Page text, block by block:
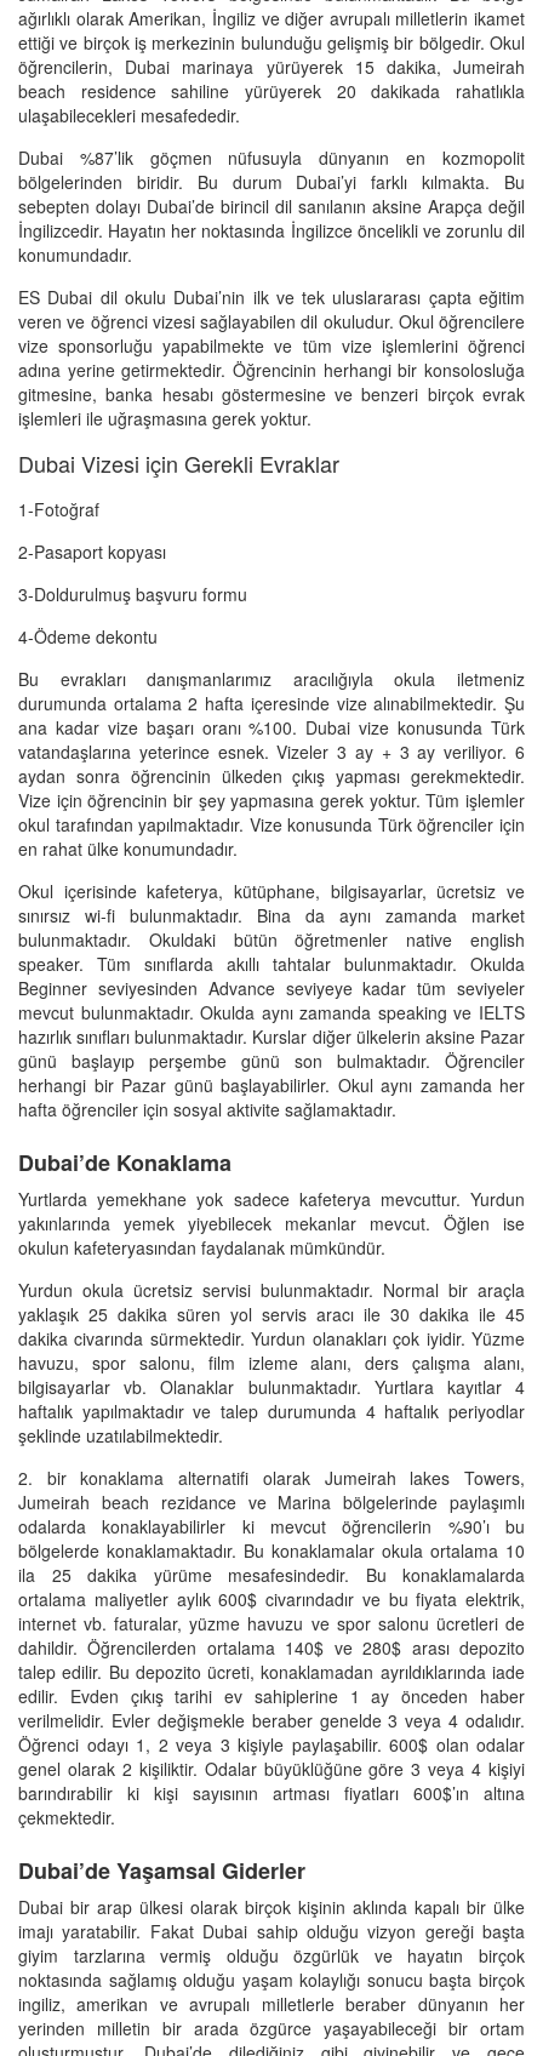
ağırlıklı olarak Amerikan, İngiliz ve diğer avrupalı milletlerin ikamet
ettiği ve birçok iş merkezinin bulunduğu gelişmiş bir bölgedir. Okul
öğrencilerin, Dubai marinaya yürüyerek 15 dakika, Jumeirah
beach residence sahiline yürüyerek 20 dakikada rahatlıkla
ulaşabilecekleri mesafededir.
Dubai %87’lik göçmen nüfusuyla dünyanın en kozmopolit
bölgelerinden biridir. Bu durum Dubai’yi farklı kılmakta. Bu
sebepten dolayı Dubai’de birincil dil sanılanın aksine Arapça değil
İngilizcedir. Hayatın her noktasında İngilizce öncelikli ve zorunlu dil
konumundadır.
ES Dubai dil okulu Dubai’nin ilk ve tek uluslararası çapta eğitim
veren ve öğrenci vizesi sağlayabilen dil okuludur. Okul öğrencilere
vize sponsorluğu yapabilmekte ve tüm vize işlemlerini öğrenci
adına yerine getirmektedir. Öğrencinin herhangi bir konsolosluğa
gitmesine, banka hesabı göstermesine ve benzeri birçok evrak
işlemleri ile uğraşmasına gerek yoktur.
Dubai Vizesi için Gerekli Evraklar
1-Fotoğraf
2-Pasaport kopyası
3-Doldurulmuş başvuru formu
4-Ödeme dekontu
Bu evrakları danışmanlarımız aracılığıyla okula iletmeniz
durumunda ortalama 2 hafta içeresinde vize alınabilmektedir. Şu
ana kadar vize başarı oranı %100. Dubai vize konusunda Türk
vatandaşlarına yeterince esnek. Vizeler 3 ay + 3 ay veriliyor. 6
aydan sonra öğrencinin ülkeden çıkış yapması gerekmektedir.
Vize için öğrencinin bir şey yapmasına gerek yoktur. Tüm işlemler
okul tarafından yapılmaktadır. Vize konusunda Türk öğrenciler için
en rahat ülke konumundadır.
Okul içerisinde kafeterya, kütüphane, bilgisayarlar, ücretsiz ve
sınırsız wi-fi bulunmaktadır. Bina da aynı zamanda market
bulunmaktadır. Okuldaki bütün öğretmenler native english
speaker. Tüm sınıflarda akıllı tahtalar bulunmaktadır. Okulda
Beginner seviyesinden Advance seviyeye kadar tüm seviyeler
mevcut bulunmaktadır. Okulda aynı zamanda speaking ve IELTS
hazırlık sınıfları bulunmaktadır. Kurslar diğer ülkelerin aksine Pazar
günü başlayıp perşembe günü son bulmaktadır. Öğrenciler
herhangi bir Pazar günü başlayabilirler. Okul aynı zamanda her
hafta öğrenciler için sosyal aktivite sağlamaktadır.
Dubai’de Konaklama
Yurtlarda yemekhane yok sadece kafeterya mevcuttur. Yurdun
yakınlarında yemek yiyebilecek mekanlar mevcut. Öğlen ise
okulun kafeteryasından faydalanak mümkündür.
Yurdun okula ücretsiz servisi bulunmaktadır. Normal bir araçla
yaklaşık 25 dakika süren yol servis aracı ile 30 dakika ile 45
dakika civarında sürmektedir. Yurdun olanakları çok iyidir. Yüzme
havuzu, spor salonu, film izleme alanı, ders çalışma alanı,
bilgisayarlar vb. Olanaklar bulunmaktadır. Yurtlara kayıtlar 4
haftalık yapılmaktadır ve talep durumunda 4 haftalık periyodlar
şeklinde uzatılabilmektedir.
2. bir konaklama alternatifi olarak Jumeirah lakes Towers,
Jumeirah beach rezidance ve Marina bölgelerinde paylaşımlı
odalarda konaklayabilirler ki mevcut öğrencilerin %90’ı bu
bölgelerde konaklamaktadır. Bu konaklamalar okula ortalama 10
ila 25 dakika yürüme mesafesindedir. Bu konaklamalarda
ortalama maliyetler aylık 600$ civarındadır ve bu fiyata elektrik,
internet vb. faturalar, yüzme havuzu ve spor salonu ücretleri de
dahildir. Öğrencilerden ortalama 140$ ve 280$ arası depozito
talep edilir. Bu depozito ücreti, konaklamadan ayrıldıklarında iade
edilir. Evden çıkış tarihi ev sahiplerine 1 ay önceden haber
verilmelidir. Evler değişmekle beraber genelde 3 veya 4 odalıdır.
Öğrenci odayı 1, 2 veya 3 kişiyle paylaşabilir. 600$ olan odalar
genel olarak 2 kişiliktir. Odalar büyüklüğüne göre 3 veya 4 kişiyi
barındırabilir ki kişi sayısının artması fiyatları 600$’ın altına
çekmektedir.
Dubai’de Yaşamsal Giderler
Dubai bir arap ülkesi olarak birçok kişinin aklında kapalı bir ülke
imajı yaratabilir. Fakat Dubai sahip olduğu vizyon gereği başta
giyim tarzlarına vermiş olduğu özgürlük ve hayatın birçok
noktasında sağlamış olduğu yaşam kolaylığı sonucu başta birçok
ingiliz, amerikan ve avrupalı milletlerle beraber dünyanın her
yerinden milletin bir arada özgürce yaşayabileceği bir ortam